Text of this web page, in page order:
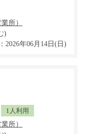
)
2026年06月14日(日)
1人利用